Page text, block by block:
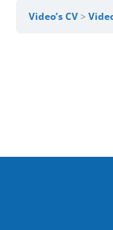
Video’s CV